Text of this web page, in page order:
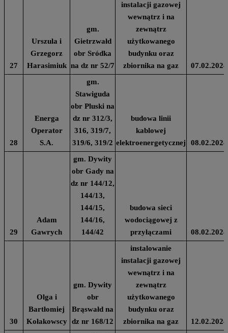
27
Urszula i
Grzegorz
Harasimiuk
gm.
Gietrzwałd
obr Sródka
na dz nr 52/7
instalacji gazowej
wewnątrz i na
zewnątrz
użytkowanego
budynku oraz
zbiornika na gaz
07.02.2024
28
Energa
Operator
S.A.
gm.
Stawiguda
obr Pluski na
dz nr 312/3,
316, 319/7,
319/6, 319/2
budowa linii
kablowej
elektroenergetycznej
08.02.2024
29
Adam
Gawrych
gm. Dywity
obr Gady na
dz nr 144/12,
144/13,
144/15,
144/16,
144/42
budowa sieci
wodociągowej z
przyłączami
08.02.2024
30
Olga i
Bartłomiej
Kołakowscy
gm. Dywity
obr
Brąswałd na
dz nr 168/12
instalowanie
instalacji gazowej
wewnątrz i na
zewnątrz
użytkowanego
budynku oraz
zbiornika na gaz
12.02.2024